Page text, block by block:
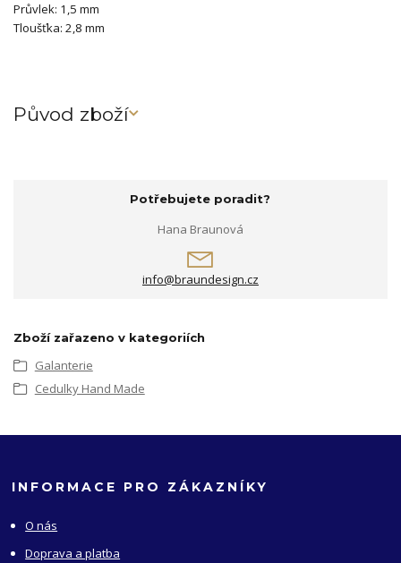
Průvlek: 1,5 mm
Tloušťka: 2,8 mm
Původ zboží
Potřebujete poradit?
Hana Braunová
info@braundesign.cz
Zboží zařazeno v kategoriích
Galanterie
Cedulky Hand Made
INFORMACE PRO ZÁKAZNÍKY
O nás
Doprava a platba